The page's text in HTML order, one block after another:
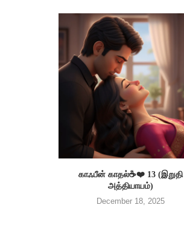
காஃபீன் காதல்☕❤️ 13 (இறுதி
அத்தியாயம்)
December 18, 2025